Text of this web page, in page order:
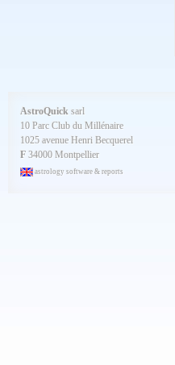
AstroQuick sarl
10 Parc Club du Millénaire
1025 avenue Henri Becquerel
F 34000 Montpellier
astrology software & reports